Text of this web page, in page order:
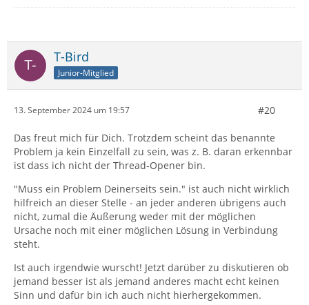
T-Bird
Junior-Mitglied
13. September 2024 um 19:57 #20
Das freut mich für Dich. Trotzdem scheint das benannte
Problem ja kein Einzelfall zu sein, was z. B. daran erkennbar
ist dass ich nicht der Thread-Opener bin.
"Muss ein Problem Deinerseits sein." ist auch nicht wirklich
hilfreich an dieser Stelle - an jeder anderen übrigens auch
nicht, zumal die Äußerung weder mit der möglichen
Ursache noch mit einer möglichen Lösung in Verbindung
steht.
Ist auch irgendwie wurscht! Jetzt darüber zu diskutieren ob
jemand besser ist als jemand anderes macht echt keinen
Sinn und dafür bin ich auch nicht hierhergekommen.